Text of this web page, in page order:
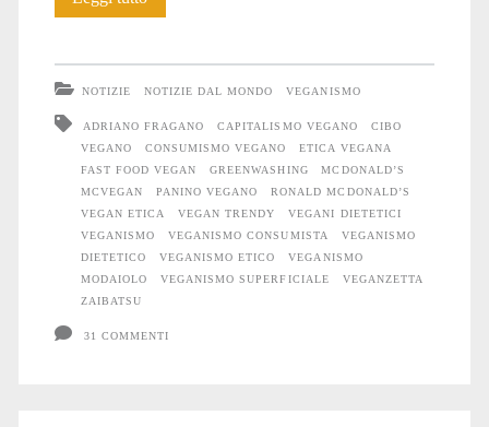
di
una
metamorfosi
NOTIZIE NOTIZIE DAL MONDO VEGANISMO
ADRIANO FRAGANO CAPITALISMO VEGANO
CIBO
VEGANO
CONSUMISMO VEGANO
ETICA VEGANA
FAST FOOD VEGAN
GREENWASHING
MCDONALD’S
MCVEGAN
PANINO VEGANO
RONALD MCDONALD’S
VEGAN ETICA
VEGAN TRENDY
VEGANI DIETETICI
VEGANISMO
VEGANISMO CONSUMISTA
VEGANISMO
DIETETICO
VEGANISMO ETICO
VEGANISMO
MODAIOLO
VEGANISMO SUPERFICIALE
VEGANZETTA
ZAIBATSU
31 COMMENTI